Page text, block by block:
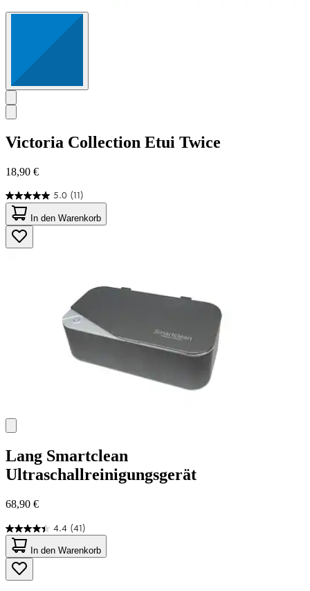
Victoria Collection Etui Twice
18,90 €
5.0 (11)
5.0
von
5
Sternen.
11
In den Warenkorb
Lang Smartclean
Ultraschallreinigungsgerät
68,90 €
4.4 (41)
4.4
von
5
Sternen.
41
In den Warenkorb